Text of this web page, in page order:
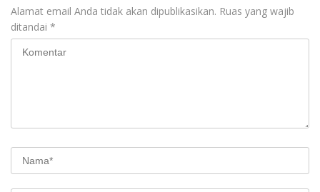
Alamat email Anda tidak akan dipublikasikan. Ruas yang wajib
ditandai *